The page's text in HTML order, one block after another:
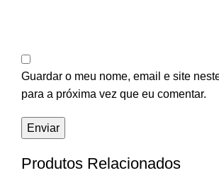
Guardar o meu nome, email e site
para a próxima vez que eu comentar.
Produtos Relacionados